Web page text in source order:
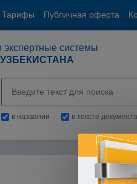
Тарифы Публичная оферта
системы
в названии в тексте документа